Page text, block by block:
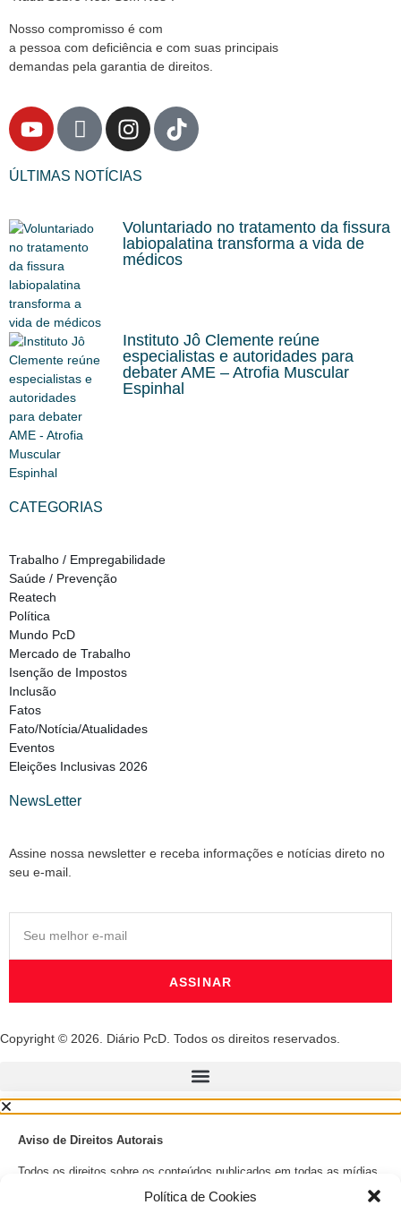
Política de Cookies
Nosso compromisso é com
a pessoa com deficiência e com suas principais
demandas pela garantia de direitos.
ÚLTIMAS NOTÍCIAS
Voluntariado no tratamento da fissura
labiopalatina transforma a vida de
médicos
Instituto Jô Clemente reúne
especialistas e autoridades para
debater AME – Atrofia Muscular
Espinhal
CATEGORIAS
Trabalho / Empregabilidade
Saúde / Prevenção
Reatech
Política
Mundo PcD
Mercado de Trabalho
Isenção de Impostos
Inclusão
Fatos
Fato/Notícia/Atualidades
Eventos
Eleições Inclusivas 2026
NewsLetter
Assine nossa newsletter e receba informações e notícias direto no
seu e-mail.
ASSINAR
Copyright © 2026. Diário PcD. Todos os direitos reservados.
Aviso de Direitos Autorais
Todos os direitos sobre os conteúdos publicados em todas as mídias
sociais do Diário PcD, incluindo textos, imagens, gráficos, e qualquer